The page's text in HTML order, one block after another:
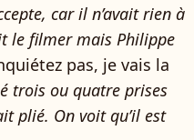
car il n’avait rien à
le filmer mais Philippe
pas, je vais la
trois ou quatre prises
plié. On voit qu’il est